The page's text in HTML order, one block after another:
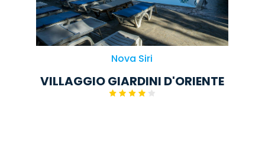
Nova Siri
VILLAGGIO GIARDINI D'ORIENTE